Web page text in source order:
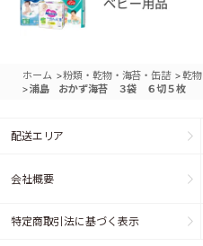
ホーム >粉類・乾物・海苔・缶詰 >乾物
>浦島 おかず海苔 ３袋 ６切５枚
配送エリア
会社概要
特定商取引法に基づく表示